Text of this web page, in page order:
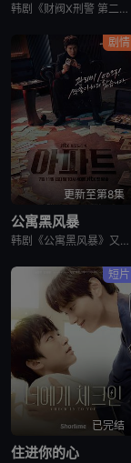
韩剧《财阀X刑警 第二季》又名：재벌X형사 2,재벌X형사2,财阀X刑警 2,财阀X刑警2,Flex x Cop2,纨绔子弟(韩国版),재벌X형사 시즌2，讲述了：财阀富三代警察陈利手（安普贤 饰）华
剧情
更新至第8集
公寓黑风暴
韩剧《公寓黑风暴》又名：公寓,The Apartment Job,아파트，讲述了：曾经的帮派老大急需现金，于是和有志成为律师的同伴合作，打算窃取住宅社区的储备基金，却意外揭开深藏的腐败真相。
短片
已完结
住进你的心